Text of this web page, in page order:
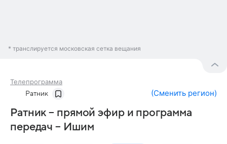
* транслируется московская сетка вещания
Телепрограмма
Ратник (Сменить регион)
Ратник – прямой эфир и программа
передач – Ишим